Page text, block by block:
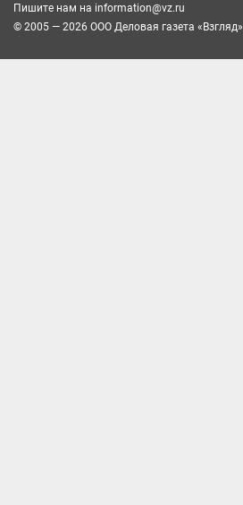
Пишите нам на information@vz.ru
© 2005 — 2026 ООО Деловая газета «Взгляд»